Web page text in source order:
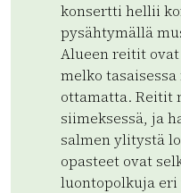
konsertti hellii
pysähtymällä
Alueen reitit
melko
ottamatta. Reitit
siimeksessä, ja
salmen ylitystä
opasteet ovat
luontopolkuja